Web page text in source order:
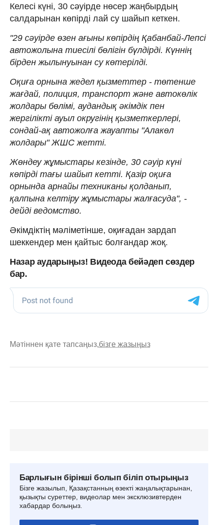
Келесі күні, 30 сәуірде нөсер жаңбырдың
салдарынан көпірді лай су шайып кеткен.
"29 сәуірде өзен ағыны көпірдің Қабанбай-Лепсі
автожолына тиесілі бөлігін бүлдірді. Күннің
бірден жылынуынан су көтерілді.
Оқиға орнына жедел қызметтер - төтенше
жағдай, полиция, транспорт және автокөлік
жолдары бөлімі, аудандық әкімдік пен
жергілікті ауыл округінің қызметкерлері,
сондай-ақ автожолға жауапты "Алакөл
жолдары" ЖШС жетті.
Жөндеу жұмыстары кезінде, 30 сәуір күні
көпірді тағы шайып кетті. Қазір оқиға
орнында арнайы техниканы қолданып,
қалпына келтіру жұмыстары жалғасуда", -
дейді ведомство.
Әкімдіктің мәліметінше, оқиғадан зардап
шеккендер мен қайтыс болғандар жоқ.
Назар аударыңыз! Видеода бейәдеп сөздер
бар.
Мәтіннен қате тапсаңыз,бізге жазыңыз
Барлығын бірінші болып біліп отырыңыз
Бізге жазылып, Қазақстанның өзекті жаңалықтарынан,
қызықты суреттер, видеолар мен эксклюзивтерден
хабардар болыңыз.